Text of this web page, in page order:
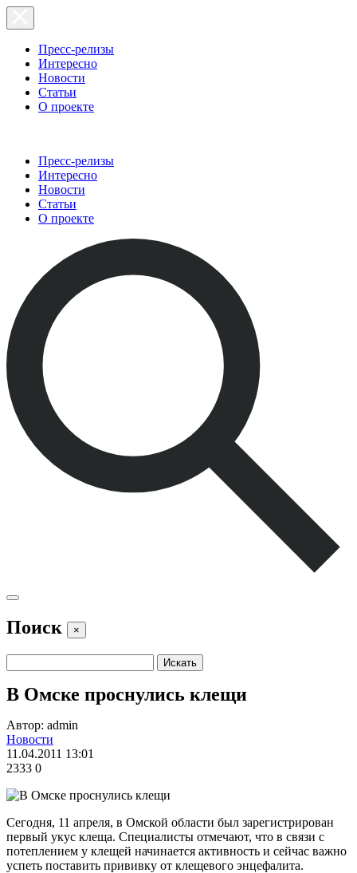
Пресс-релизы
Интересно
Новости
Статьи
О проекте
Пресс-релизы
Интересно
Новости
Статьи
О проекте
Поиск ×
В Омске проснулись клещи
Автор: admin
Новости
11.04.2011 13:01
2333 0
Сегодня, 11 апреля, в Омской области был зарегистрирован
первый укус клеща. Специалисты отмечают, что в связи с
потеплением у клещей начинается активность и сейчас важно
успеть поставить прививку от клещевого энцефалита.